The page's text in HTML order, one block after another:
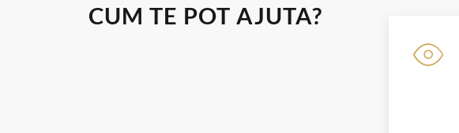
CUM TE POT AJUTA?